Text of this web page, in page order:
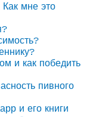
Как мне это
и как победить
пивного
и его книги